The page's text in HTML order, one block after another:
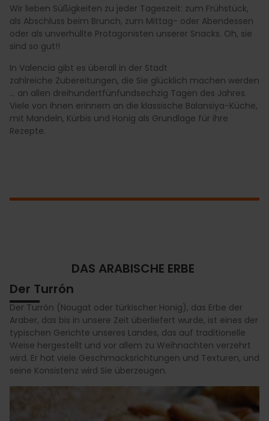
Wir lieben Süßigkeiten zu jeder Tageszeit: zum Frühstück,
als Abschluss beim Brunch, zum Mittag- oder Abendessen
oder als unverhüllte Protagonisten unserer Snacks. Oh, sie
sind so gut!!
In Valencia gibt es überall in der Stadt
zahlreiche Zubereitungen, die Sie glücklich machen werden
... an allen dreihundertfünfundsechzig Tagen des Jahres.
Viele von ihnen erinnern an die klassische Balansiya-Küche,
mit Mandeln, Kürbis und Honig als Grundlage für ihre
Rezepte.
DAS ARABISCHE ERBE
Der Turrón
Der Turrón (Nougat oder türkischer Honig), das Erbe der
Araber, das bis in unsere Zeit überliefert wurde, ist eines der
typischen Gerichte unseres Landes, das auf traditionelle
Weise hergestellt und vor allem zu Weihnachten verzehrt
wird. Er hat viele Geschmacksrichtungen und Texturen, und
seine Konsistenz wird Sie überzeugen.